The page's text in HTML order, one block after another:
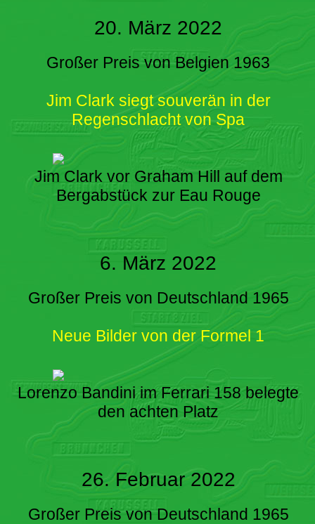
20. März 2022
Großer Preis von Belgien 1963
Jim Clark siegt souverän in der
Regenschlacht von Spa
Jim Clark vor Graham Hill auf dem
Bergabstück zur Eau Rouge
6. März 2022
Großer Preis von Deutschland 1965
Neue Bilder von der Formel 1
Lorenzo Bandini im Ferrari 158 belegte
den achten Platz
26. Februar 2022
Großer Preis von Deutschland 1965